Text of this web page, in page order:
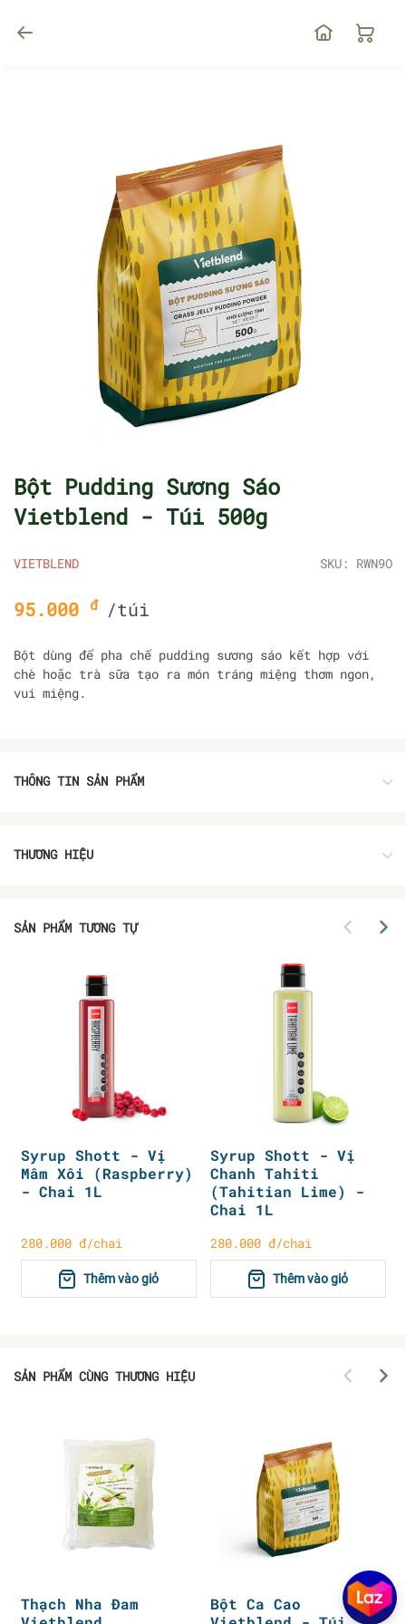
Bột Pudding Sương Sáo
Vietblend - Túi 500g
VIETBLEND SKU: RWN9O
95.000 đ /túi
Bột dùng để pha chế pudding sương sáo kết hợp với
chè hoặc trà sữa tạo ra món tráng miệng thơm ngon,
vui miệng.
THÔNG TIN SẢN PHẨM
THƯƠNG HIỆU
SẢN PHẨM TƯƠNG TỰ
Syrup Shott - Vị
Mâm Xôi (Raspberry)
- Chai 1L
280.000 đ/chai
Thêm vào giỏ
Syrup Shott - Vị
Chanh Tahiti
(Tahitian Lime) -
Chai 1L
280.000 đ/chai
Thêm vào giỏ
SẢN PHẨM CÙNG THƯƠNG HIỆU
Thạch Nha Đam
Bột Ca Cao